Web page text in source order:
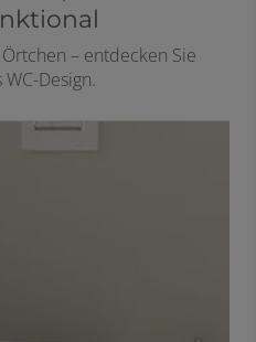
– entdecken Sie
Design.